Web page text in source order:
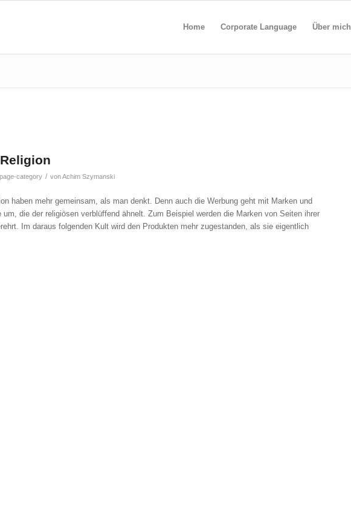
Home Corporate Language Über mich
category / vonAchim Szymanski
haben mehr gemeinsam, als man denkt. Denn auch die Werbung geht mit Marken und
um, die der religiösen verblüffend ähnelt. Zum Beispiel werden die Marken von Seiten ihrer
Im daraus folgenden Kult wird den Produkten mehr zugestanden, als sie eigentlich